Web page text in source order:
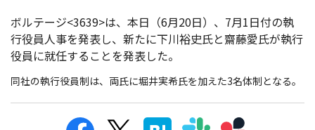
ボルテージ<3639>は、本日（6月20日）、7月1日付の執
行役員人事を発表し、新たに下川裕史氏と齋藤愛氏が執行
役員に就任することを発表した。
同社の執行役員制は、両氏に堀井実希氏を加えた3名体制となる。